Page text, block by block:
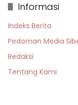
Informasi
Indeks Berita
Pedoman Media
Redaksi
Tentang Kami